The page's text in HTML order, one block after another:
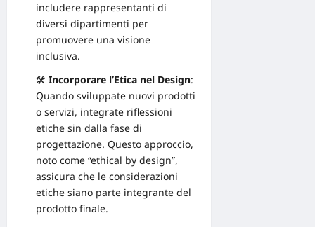
includere rappresentanti di
diversi dipartimenti per
promuovere una visione
inclusiva.
🛠️ Incorporare l’Etica nel Design:
Quando sviluppate nuovi prodotti
o servizi, integrate riflessioni
etiche sin dalla fase di
progettazione. Questo approccio,
noto come “ethical by design”,
assicura che le considerazioni
etiche siano parte integrante del
prodotto finale.